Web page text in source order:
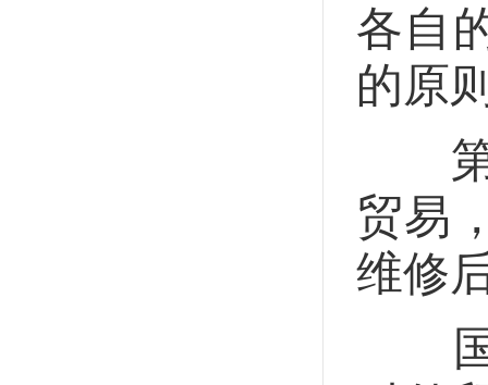
各自
的原
第
贸易
维修
国